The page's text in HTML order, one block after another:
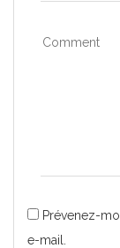
Prévenez-
e-mail.